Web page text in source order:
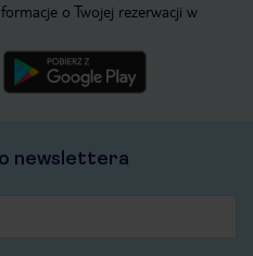
o Twojej rezerwacji w
newslettera